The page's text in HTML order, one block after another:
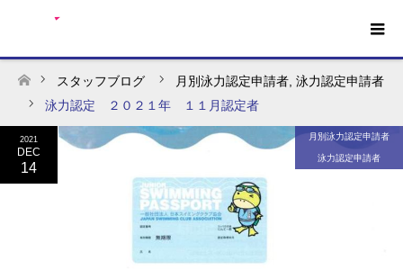
ホーム
スタッフブログ 月別泳力認定申請者 泳力認定申請者
泳力認定 ２０２１年 １１月認定者
2021
DEC
14
月別泳力認定申請者
泳力認定申請者